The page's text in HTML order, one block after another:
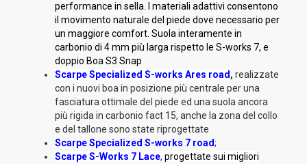
performance in sella. I materiali adattivi consentono
il movimento naturale del piede dove necessario per
un maggiore comfort. Suola interamente in
carbonio di 4 mm più larga rispetto le S-works 7, e
doppio Boa S3 Snap
Scarpe Specialized S-works Ares road , realizzate
con i nuovi boa in posizione più centrale per una
fasciatura ottimale del piede ed una suola ancora
più rigida in carbonio fact 15, anche la zona del collo
e del tallone sono state riprogettate
Scarpe Specialized S-works 7 road;
Scarpe S-Works 7 Lace, progettate sui migliori